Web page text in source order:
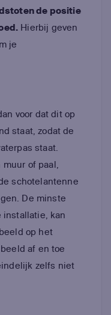
de positie
Hierbij geven
je
voor dat dit op
staat, zodat de
staat.
of paal,
schotelantenne
De minste
installatie, kan
op het
af en toe
zelfs niet